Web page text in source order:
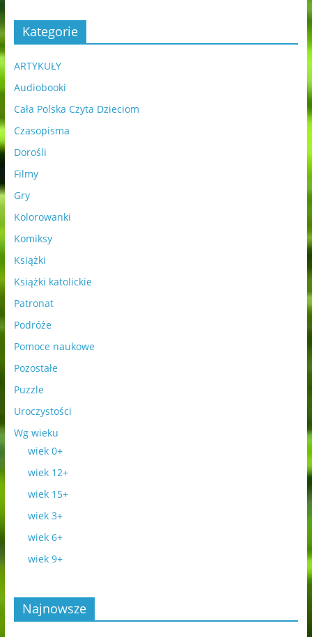
Kategorie
ARTYKUŁY
Audiobooki
Cała Polska Czyta Dzieciom
Czasopisma
Dorośli
Filmy
Gry
Kolorowanki
Komiksy
Książki
Książki katolickie
Patronat
Podróże
Pomoce naukowe
Pozostałe
Puzzle
Uroczystości
Wg wieku
wiek 0+
wiek 12+
wiek 15+
wiek 3+
wiek 6+
wiek 9+
Najnowsze